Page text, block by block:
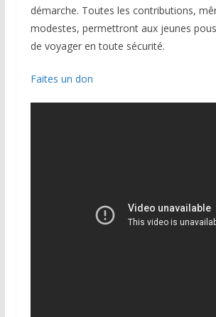
démarche. Toutes les contributions,
modestes, permettront aux jeunes
de voyager en toute sécurité.
Faites un don